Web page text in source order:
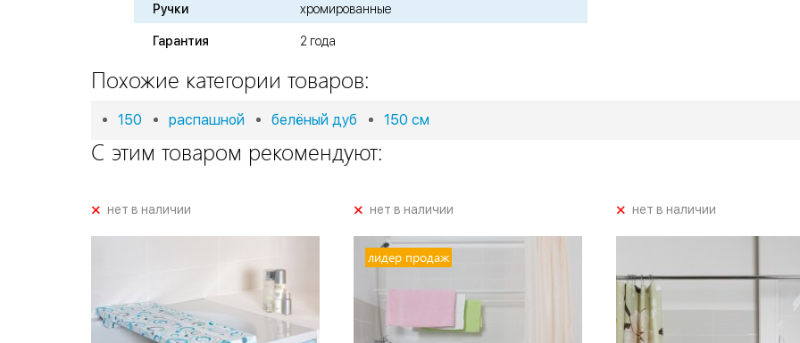
Ручки хромированные
Гарантия 2 года
Похожие категории товаров:
150 распашной белёный дуб 150 см
С этим товаром рекомендуют:
+нет в наличии +нет в наличии
лидер продаж
+нет в наличии